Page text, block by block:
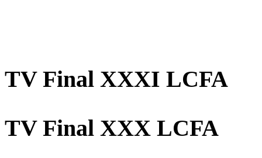
TV Final XXXI LCFA
TV Final XXX LCFA